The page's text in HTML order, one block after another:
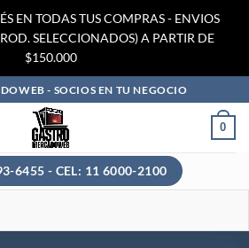
EN TODAS TUS COMPRAS - ENVIOS
SELECCIONADOS) A PARTIR DE
$150.000
- SOCIOS EN TU NEGOCIO
0
6455 - CEL: 11 6000-2100